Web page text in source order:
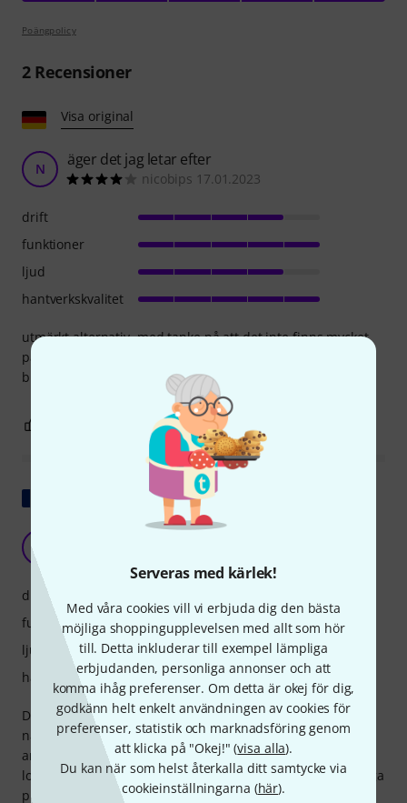
Serveras med kärlek!
Med våra cookies vill vi erbjuda dig den bästa
möjliga shoppingupplevelsen med allt som hör
till. Detta inkluderar till exempel lämpliga
erbjudanden, personliga annonser och att
komma ihåg preferenser. Om detta är okej för dig,
godkänn helt enkelt användningen av cookies för
preferenser, statistik och marknadsföring genom
att klicka på "Okej!" (visa alla).
Du kan när som helst återkalla ditt samtycke via
cookieinställningarna (här).
Poängpolicy
2Recensioner
Visa original
N äger det jag letar efter
nicobips 17.01.2023
utmärkt alternativ, med tanke på att det inte finns mycket
på marknaden med denna funktionalitet. mycket praktisk
bussarkitektur. tyst, bluetooth fungerar bra. Q/P bra.
drift
funktioner
ljud
hantverkskvalitet
ANMÄL RECENSION
Den här produkten gör jobbet mycket bra, den enda lilla
nackdelen är de väldigt smala kablarna som vi måste
ansluta utgångarna till... Om kabeln är lite stel baktill
lossnar den så fort vi sätter in mixern i sitt rack. Annars inga
problem, den gör jobbet perfekt!
drift
funktioner
ljud
hantverkskvalitet